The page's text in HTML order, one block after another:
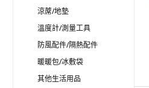
涼蓆/地墊
溫度計/測量工具
防風配件/隔熱配件
暖暖包/冰敷袋
其他生活用品